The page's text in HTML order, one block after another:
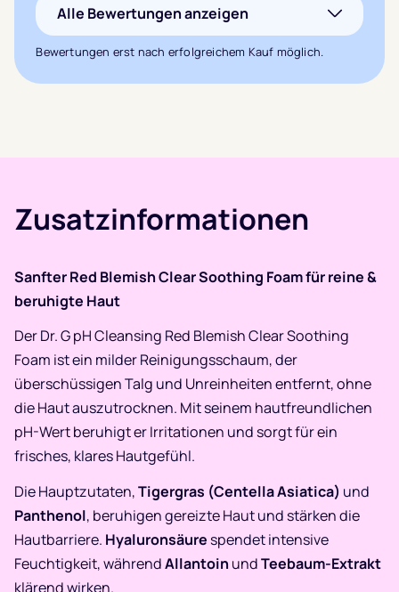
basierend auf
Kundenbewertung
Alle Bewertungen anzeigen
Bewertungen erst nach erfolgreichem Kauf möglich.
Zusatzinformationen
Sanfter Red Blemish Clear Soothing Foam für reine &
beruhigte Haut
Der Dr. G pH Cleansing Red Blemish Clear Soothing
Foam ist ein milder Reinigungsschaum, der
überschüssigen Talg und Unreinheiten entfernt, ohne
die Haut auszutrocknen. Mit seinem hautfreundlichen
pH-Wert beruhigt er Irritationen und sorgt für ein
frisches, klares Hautgefühl.
Die Hauptzutaten,Tigergras (Centella Asiatica) und
Panthenol, beruhigen gereizte Haut und stärken die
Hautbarriere. Hyaluronsäure spendet intensive
Feuchtigkeit, währendAllantoin undTeebaum-Extrakt
klärend wirken.